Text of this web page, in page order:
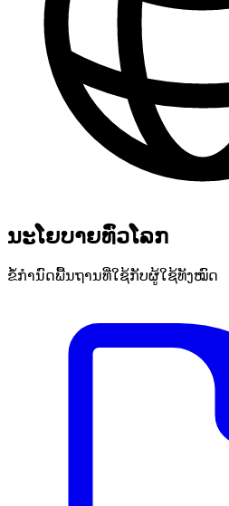
ນະໂຍບາຍທົ່ວໂລກ
ຂໍ້ກຳນົດພື້ນຖານທີ່ໃຊ້ກັບຜູ້ໃຊ້ທັງໝົດ